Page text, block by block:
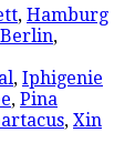
, Hamburg
,
, Iphigenie
, Pina
, Xin